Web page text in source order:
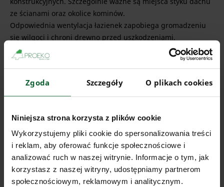
Zgoda Szczegóły O plikach cookies
Niniejsza strona korzysta z plików cookie
Wykorzystujemy pliki cookie do spersonalizowania treści
i reklam, aby oferować funkcje społecznościowe i
analizować ruch w naszej witrynie. Informacje o tym, jak
korzystasz z naszej witryny, udostępniamy partnerom
społecznościowym, reklamowym i analitycznym.
ze ścianami oraz okolice kominów.
Odpowiednia wentylacja łazienek zapobiega gromadzeniu
się wilgoci i chroni drewno przed uszkodzeniami.
Uszczelnianie domu z bali
powinno obejmować również ten
obszar, ponieważ nieszczelności mogą prowadzić do strat
uszczelnianiu domu z bali
Uszczelnianie domu z balito proces, który wymaga
dokładności i znajomości specyfiki drewna. Choć na
pierwszy rzut oka może wydawać się prosty, w praktyce